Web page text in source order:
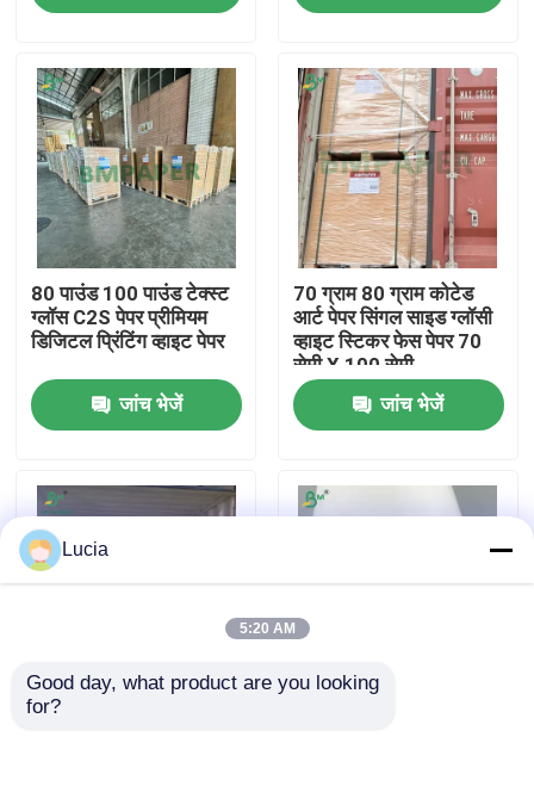
होम
उत्पाद
हमारे बारे में
फैक्टरी यात्रा
गुणवत्ता नियंत्रण
हमसे संपर्क करें
समाचार
सीएडी प्लॉटर पेपर
80 पाउंड 100 पाउंड टेक्स्ट
ग्लॉस C2S पेपर प्रीमियम
डिजिटल प्रिंटिंग व्हाइट पेपर
जांच भेजें
70 ग्राम 80 ग्राम कोटेड
आर्ट पेपर सिंगल साइड ग्लॉसी
व्हाइट स्टिकर फेस पेपर 70
सेमी X 100 सेमी
जांच भेजें
1mm 2mm सफेद रंग कठोर
Lucia
5:20 AM
Good day, what product are you looking
for?